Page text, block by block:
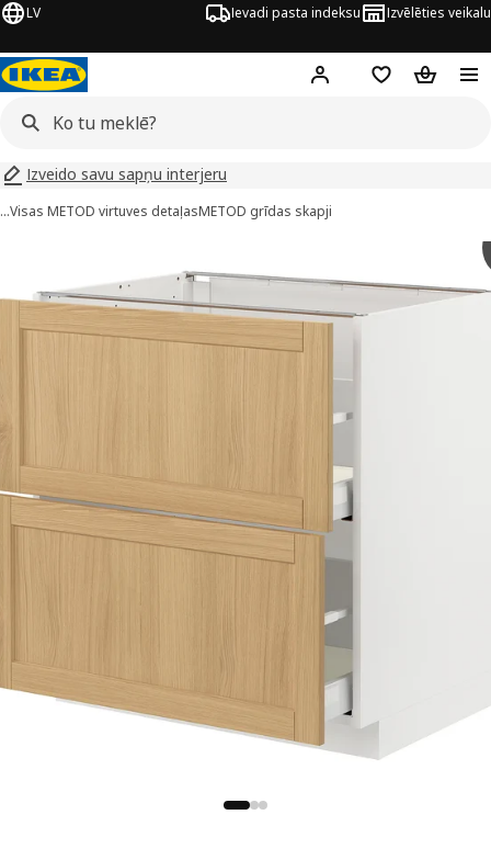
LV Ievadi pasta indeksu Izvēlēties veikalu
Hej! Pierakstīties
PirkumuPirkumu
Izveido savu sapņu interjeru
…Visas METOD virtuves detaļasMETOD grīdas skapji